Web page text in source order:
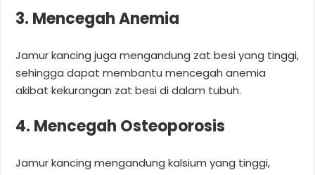
3. Mencegah Anemia
Jamur kancing juga mengandung zat besi yang tinggi,
sehingga dapat membantu mencegah anemia
akibat kekurangan zat besi di dalam tubuh.
4. Mencegah Osteoporosis
Jamur kancing mengandung kalsium yang tinggi,